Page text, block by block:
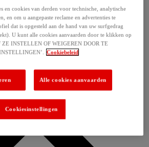
en cookies van derden voor technische, analytische
en om u aangepaste reclame en advertenties te
dat is opgesteld aan de hand van uw surfgedrag
U kunt alle cookies aanvaarden door te klikken op
ZE INSTELLEN OF WEIGEREN DOOR TE
Cookiebeleid
Alle cookies aanvaarden
Cookiesinstellingen